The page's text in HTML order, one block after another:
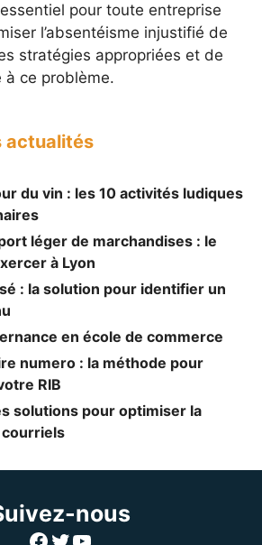
pour toute entreprise
l’absentéisme injustifié de
stratégies appropriées et de
à ce problème.
actualités
du vin : les 10 activités ludiques
léger de marchandises : le
à Lyon
: la solution pour identifier un
en école de commerce
numero : la méthode pour
RIB
solutions pour optimiser la
nous
Facebook
Twitter
YouTube